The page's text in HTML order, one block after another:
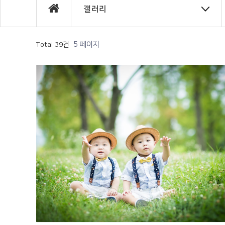
갤러리
Total 39건 5 페이지